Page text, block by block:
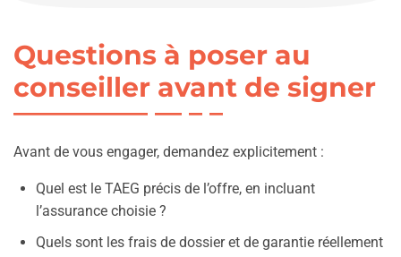
Questions à poser au
conseiller avant de signer
Avant de vous engager, demandez explicitement :
Quel est le TAEG précis de l’offre, en incluant
l’assurance choisie ?
Quels sont les frais de dossier et de garantie réellement